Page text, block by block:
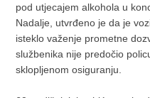
pod utjecajem alkohola u
Nadalje, utvrđeno je da je
isteklo važenje prometne
službenika nije predočio
sklopljenom osiguranju.